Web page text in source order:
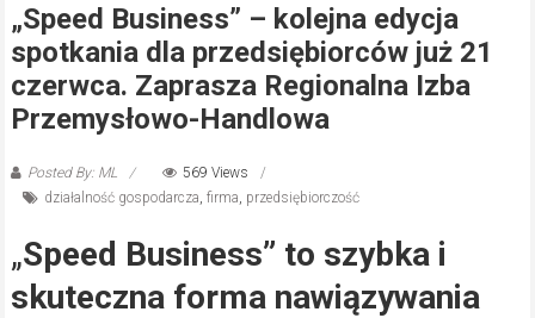
„Speed Business” – kolejna edycja
spotkania dla przedsiębiorców już 21
czerwca. Zaprasza Regionalna Izba
Przemysłowo-Handlowa
Posted By: ML
569 Views
działalność gospodarcza, firma, przedsiębiorczość
„Speed Business” to szybka i
skuteczna forma nawiązywania